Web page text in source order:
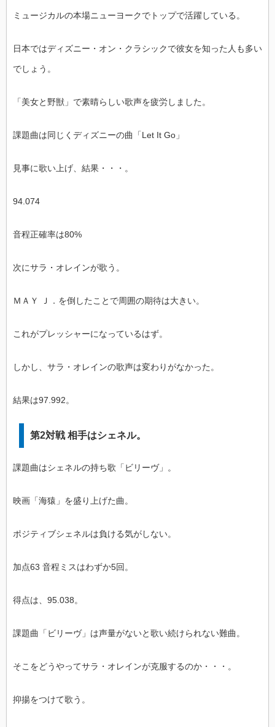
ミュージカルの本場ニューヨークでトップで活躍している。
日本ではディズニー・オン・クラシックで彼女を知った人も多い
でしょう。
「美女と野獣」で素晴らしい歌声を疲労しました。
課題曲は同じくディズニーの曲「Let It Go」
見事に歌い上げ、結果・・・。
94.074
音程正確率は80%
次にサラ・オレインが歌う。
ＭＡＹ Ｊ．を倒したことで周囲の期待は大きい。
これがプレッシャーになっているはず。
しかし、サラ・オレインの歌声は変わりがなかった。
結果は97.992。
第2対戦 相手はシェネル。
課題曲はシェネルの持ち歌「ビリーヴ」。
映画「海猿」を盛り上げた曲。
ポジティブシェネルは負ける気がしない。
加点63 音程ミスはわずか5回。
得点は、95.038。
課題曲「ビリーヴ」は声量がないと歌い続けられない難曲。
そこをどうやってサラ・オレインが克服するのか・・・。
抑揚をつけて歌う。